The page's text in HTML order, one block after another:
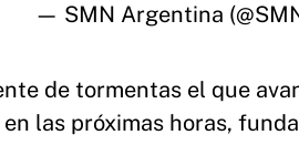
— SMN Argentina
de tormentas el que
las próximas horas,